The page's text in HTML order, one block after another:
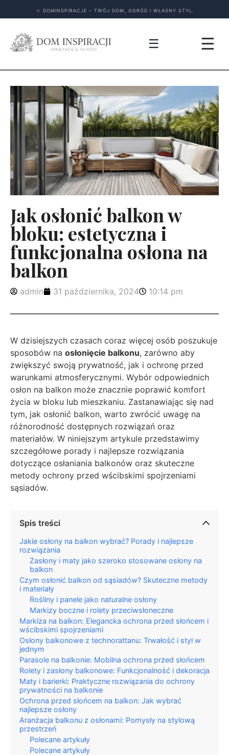
★ DOMINSPIRACJE – TWÓJ DOM, OGRÓD I WŁASNY STYL.
☰ ☰
Jak osłonić balkon w
bloku: estetyczna i
funkcjonalna osłona na
balkon
admin 31 października, 2024 10:14 pm
W dzisiejszych czasach coraz więcej osób poszukuje
sposobów na osłonięcie balkonu, zarówno aby
zwiększyć swoją prywatność, jak i ochronę przed
warunkami atmosferycznymi. Wybór odpowiednich
osłon na balkon może znacznie poprawić komfort
życia w bloku lub mieszkaniu. Zastanawiając się nad
tym, jak osłonić balkon, warto zwrócić uwagę na
różnorodność dostępnych rozwiązań oraz
materiałów. W niniejszym artykule przedstawimy
szczegółowe porady i najlepsze rozwiązania
dotyczące osłaniania balkonów oraz skuteczne
metody ochrony przed wścibskimi spojrzeniami
sąsiadów.
Spis treści
Jakie osłony na balkon wybrać? Porady i najlepsze
rozwiązania
Zasłony i maty jako szeroko stosowane osłony na
balkon
Czym osłonić balkon od sąsiadów? Skuteczne metody
i materiały
Rośliny i panele jako naturalne osłony
Markizy boczne i rolety przeciwsłoneczne
Markiza na balkon: Elegancka ochrona przed słońcem i
wścibskimi spojrzeniami
Osłony balkonowe z technorattanu: Trwałość i styl w
jednym
Parasole na balkonie: Mobilna ochrona przed słońcem
Rolety i zasłony balkonowe: Funkcjonalność i dekoracja
Maty i barierki: Praktyczne rozwiązania do ochrony
prywatności na balkonie
Ochrona przed słońcem na balkon: Jak wybrać
najlepsze osłony
Aranżacja balkonu z osłonami: Pomysły na stylową
przestrzeń
Polecane artykuły
Polecane artykuły